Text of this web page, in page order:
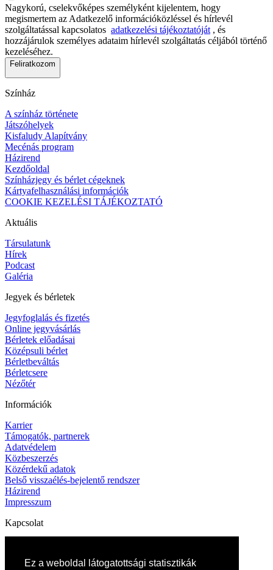
Ez a weboldal látogatottsági statisztikák
Nagykorú, cselekvőképes személyként kijelentem, hogy
megismertem az Adatkezelő információközléssel és hírlevél
szolgáltatással kapcsolatos adatkezelési tájékoztatóját , és
hozzájárulok személyes adataim hírlevél szolgáltatás céljából történő
kezeléséhez.
Feliratkozom
Színház
A színház története
Játszóhelyek
Kisfaludy Alapítvány
Mecénás program
Házirend
Kezdőoldal
Színházjegy és bérlet cégeknek
Kártyafelhasználási információk
COOKIE KEZELÉSI TÁJÉKOZTATÓ
Aktuális
Társulatunk
Hírek
Podcast
Galéria
Jegyek és bérletek
Jegyfoglalás és fizetés
Online jegyvásárlás
Bérletek előadásai
Középsuli bérlet
Bérletbeváltás
Bérletcsere
Nézőtér
Információk
Karrier
Támogatók, partnerek
Adatvédelem
Közbeszerzés
Közérdekű adatok
Belső visszaélés-bejelentő rendszer
Házirend
Impresszum
Kapcsolat